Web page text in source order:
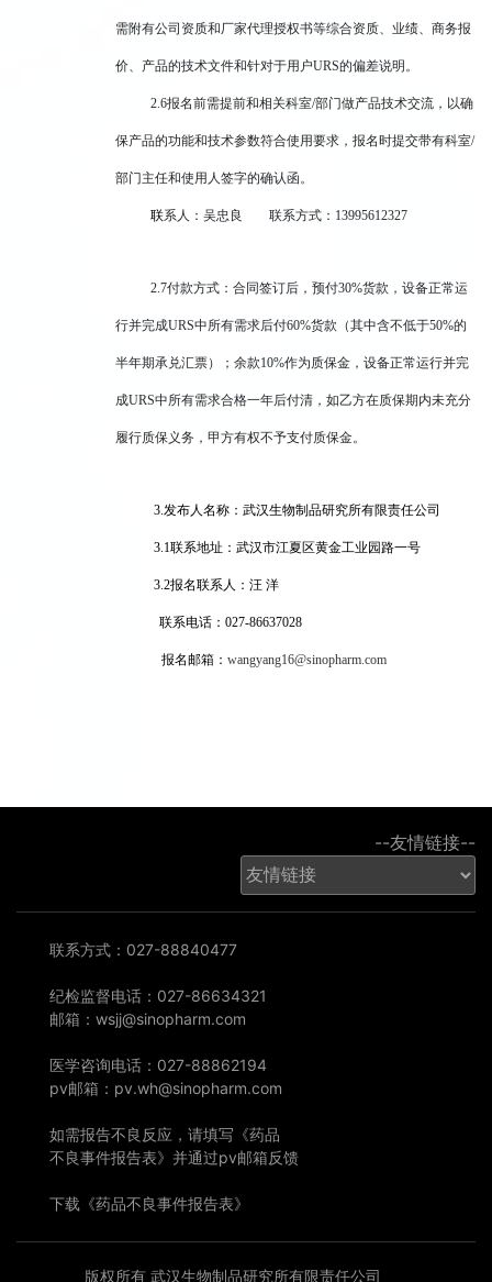
需附有公司资质和厂家代理授权书等综合资质、业绩、商务报
价、产品的技术文件和针对于用户URS的偏差说明。
2.6报名前需提前和相关科室/部门做产品技术交流，以确
保产品的功能和技术参数符合使用要求，报名时提交带有科室/
部门主任和使用人签字的确认函。
联系人：吴忠良 联系方式：13995612327
2.7付款方式：合同签订后，预付30%货款，设备正常运
行并完成URS中所有需求后付60%货款（其中含不低于50%的
半年期承兑汇票）；余款10%作为质保金，设备正常运行并完
成URS中所有需求合格一年后付清，如乙方在质保期内未充分
履行质保义务，甲方有权不予支付质保金。
3.发布人名称：武汉生物制品研究所有限责任公司
3.1联系地址：武汉市江夏区黄金工业园路一号
3.2报名联系人：汪 洋
联系电话：027-86637028
报名邮箱： wangyang16@sinopharm.com
--友情链接--
联系方式：027-88840477
纪检监督电话：027-86634321
邮箱：wsjj@sinopharm.com
医学咨询电话：027-88862194
pv邮箱：pv.wh@sinopharm.com
如需报告不良反应，请填写《药品
不良事件报告表》并通过pv邮箱反馈
下载《药品不良事件报告表》
版权所有 武汉生物制品研究所有限责任公司